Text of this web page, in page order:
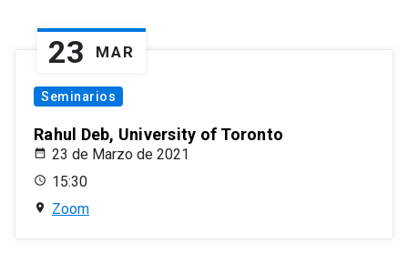
23 MAR
Seminarios
Rahul Deb, University of Toronto
23 de Marzo de 2021
15:30
Zoom